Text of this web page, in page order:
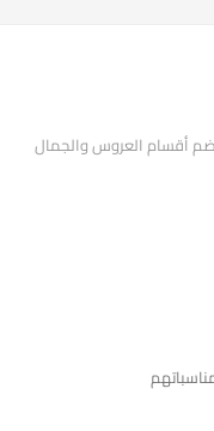
أقسام العروس والجمال